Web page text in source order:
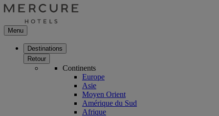
Menu
Destinations
Retour
Continents
Europe
Asie
Moyen Orient
Amérique du Sud
Afrique